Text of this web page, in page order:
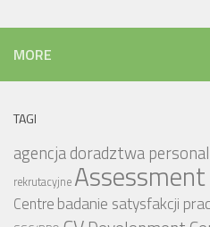
MORE
TAGI
agencja doradztwa
rekrutacyjne
Centre badanie satysfakcji